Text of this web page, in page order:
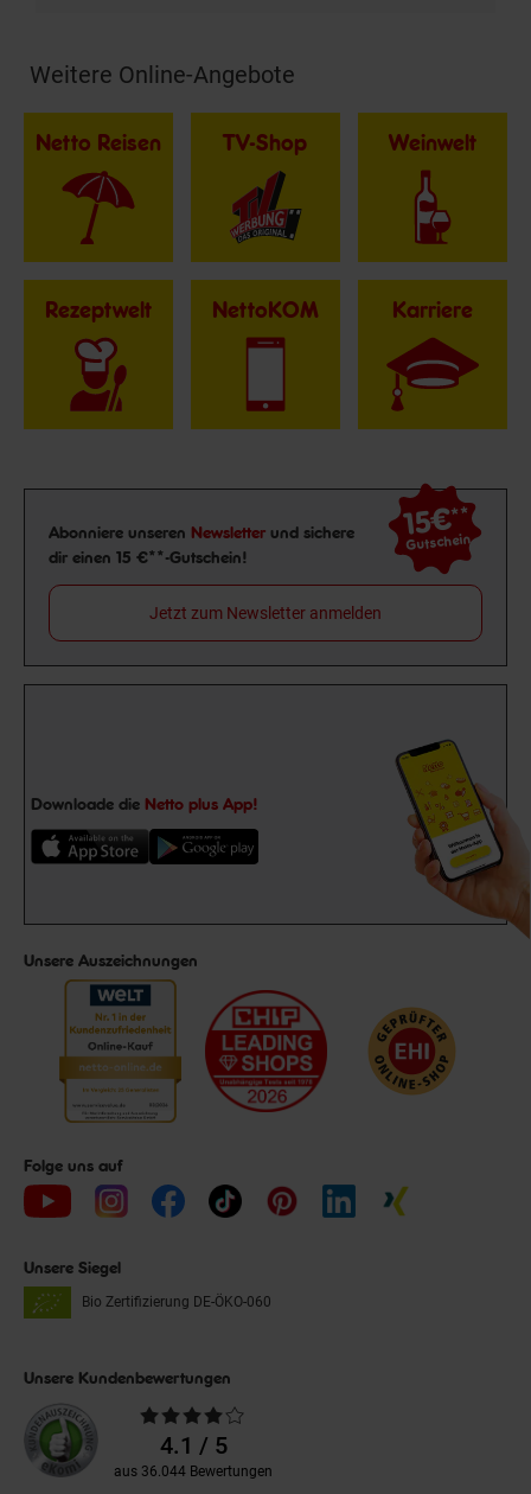
Fußzeile
Weitere Online-Angebote
Netto Reisen TV-Shop Weinwelt
Rezeptwelt NettoKOM Karriere
Newsletter Anmeldung
Abonniere unseren Newsletter und sichere
dir einen 15 €**-Gutschein!
15€**
Gutschein
Jetzt zum Newsletter anmelden
Downloade die Netto plus App!
Unsere Auszeichnungen
Folge uns auf
Unsere Siegel
Bio Zertifizierung DE-ÖKO-060
Unsere Kundenbewertungen
Durchschnittliche
Bewertungen4.1 / 5
aus 36.044 Bewertungen